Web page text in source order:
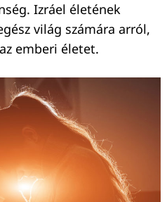
Izráel életének
világ számára arról,
emberi életet.